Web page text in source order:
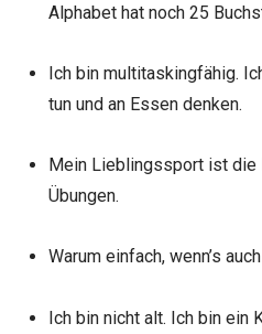
Alphabet hat noch 25
Ich bin multitaskingfähig.
tun und an Essen denken.
Mein Lieblingssport ist die
Übungen.
Warum einfach, wenn’s
Ich bin nicht alt. Ich bin ein